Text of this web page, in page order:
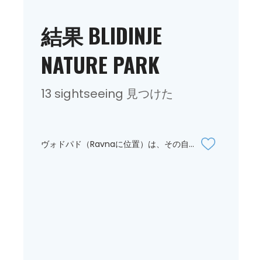
結果 BLIDINJE
NATURE PARK
13 sightseeing 見つけた
ヴォドパド（Ravnaに位置）は、その自...